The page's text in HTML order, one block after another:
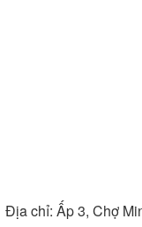
Địa chỉ: Ấp 3, Chợ